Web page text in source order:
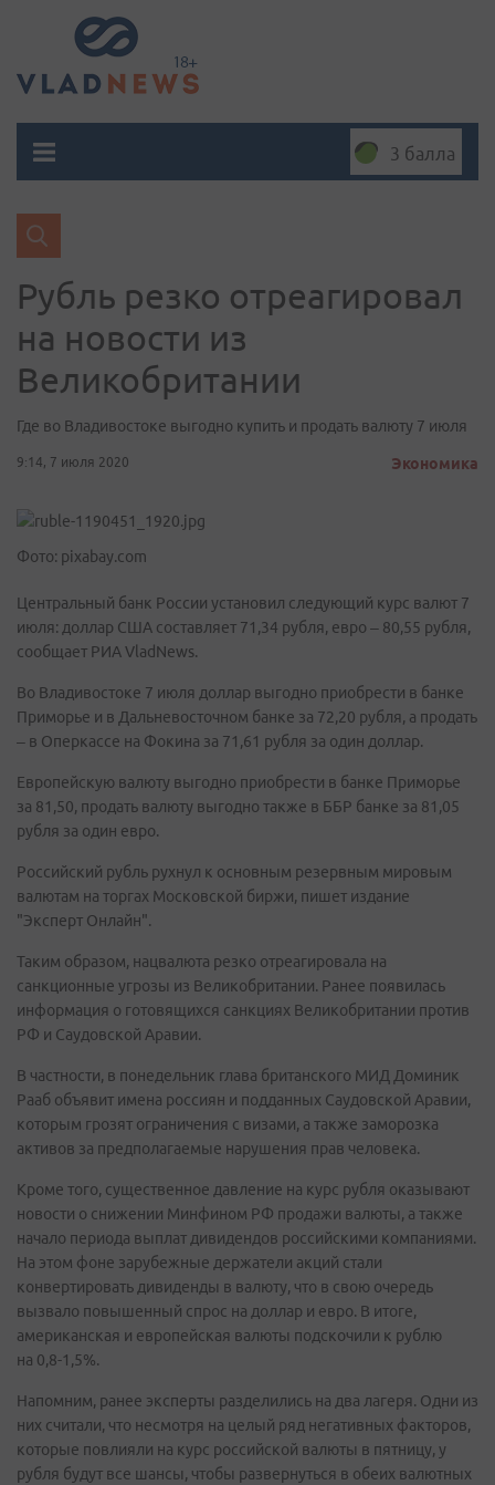
3 балла
Рубль резко отреагировал
на новости из
Великобритании
Где во Владивостоке выгодно купить и продать валюту 7 июля
9:14, 7 июля 2020 Экономика
Фото: pixabay.com
Центральный банк России установил следующий курс валют 7
июля: доллар США составляет 71,34 рубля, евро – 80,55 рубля,
сообщает РИА VladNews.
Во Владивостоке 7 июля доллар выгодно приобрести в банке
Приморье и в Дальневосточном банке за 72,20 рубля, а продать
– в Оперкассе на Фокина за 71,61 рубля за один доллар.
Европейскую валюту выгодно приобрести в банке Приморье
за 81,50, продать валюту выгодно также в ББР банке за 81,05
рубля за один евро.
Российский рубль рухнул к основным резервным мировым
валютам на торгах Московской биржи, пишет издание
"Эксперт Онлайн".
Таким образом, нацвалюта резко отреагировала на
санкционные угрозы из Великобритании. Ранее появилась
информация о готовящихся санкциях Великобритании против
РФ и Саудовской Аравии.
В частности, в понедельник глава британского МИД Доминик
Рааб объявит имена россиян и подданных Саудовской Аравии,
которым грозят ограничения с визами, а также заморозка
активов за предполагаемые нарушения прав человека.
Кроме того, существенное давление на курс рубля оказывают
новости о снижении Минфином РФ продажи валюты, а также
начало периода выплат дивидендов российскими компаниями.
На этом фоне зарубежные держатели акций стали
конвертировать дивиденды в валюту, что в свою очередь
вызвало повышенный спрос на доллар и евро. В итоге,
американская и европейская валюты подскочили к рублю
на 0,8-1,5%.
Напомним, ранее эксперты разделились на два лагеря. Одни из
них считали, что несмотря на целый ряд негативных факторов,
которые повлияли на курс российской валюты в пятницу, у
рубля будут все шансы, чтобы развернуться в обеих валютных